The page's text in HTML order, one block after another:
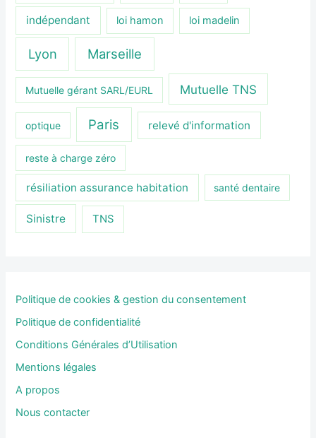
indépendant loi hamon loi madelin
Lyon Marseille
Mutuelle gérant SARL/EURL Mutuelle TNS
optique Paris relevé d'information
reste à charge zéro
résiliation assurance habitation santé dentaire
Sinistre TNS
Politique de cookies & gestion du consentement
Politique de confidentialité
Conditions Générales d’Utilisation
Mentions légales
A propos
Nous contacter